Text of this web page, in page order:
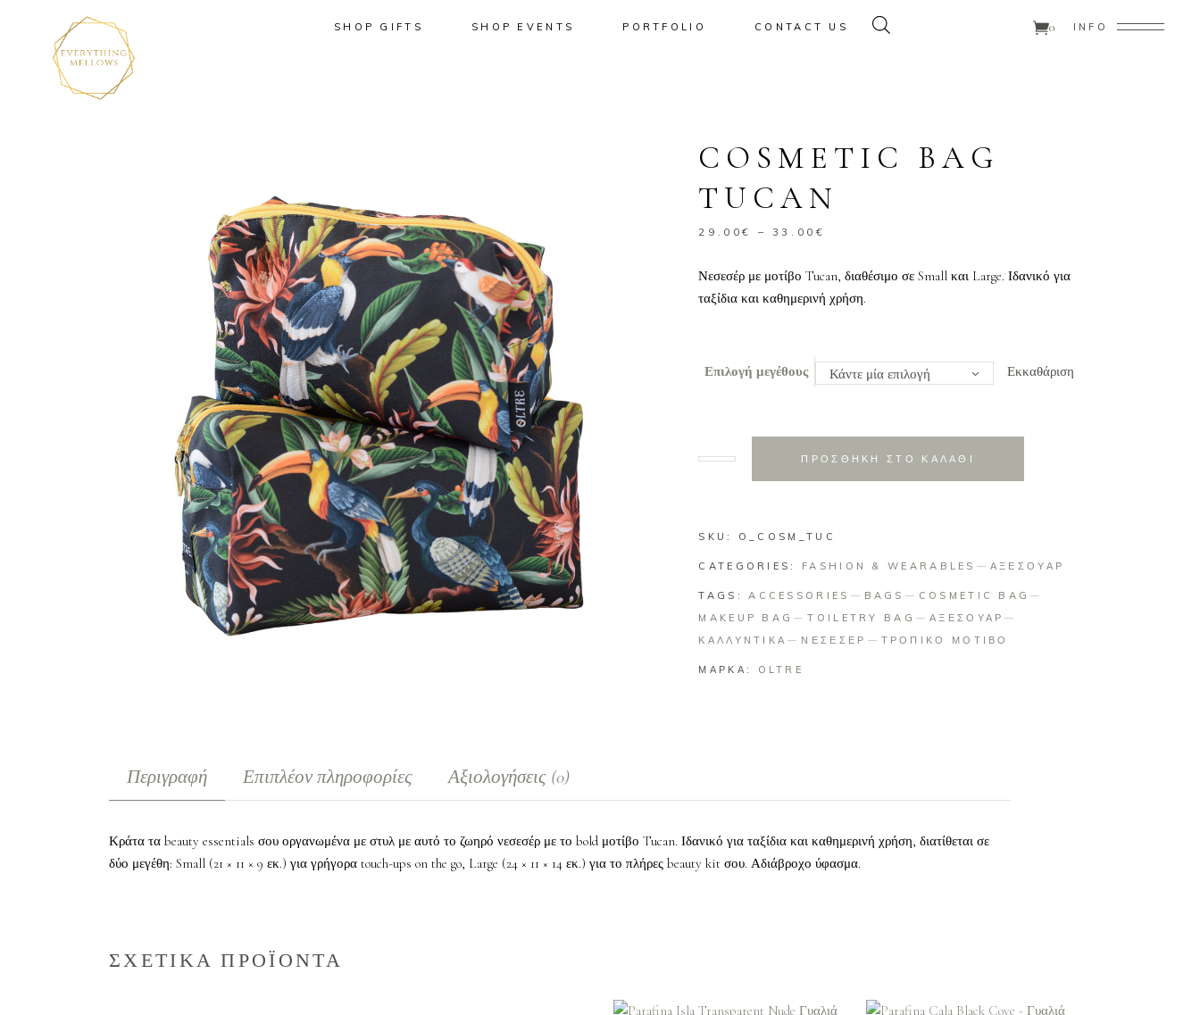
SHOP GIFTS SHOP EVENTS PORTFOLIO CONTACT US 0 INFO
COSMETIC BAG
TUCAN
29.00€ – 33.00 €
29.00€
through
33.00€
Νεσεσέρ με μοτίβο Tucan, διαθέσιμο σε Small και Large. Ιδανικό για
ταξίδια και καθημερινή χρήση.
Επιλογή μεγέθους Κάντε μία επιλογή Εκκαθάριση
ΠΡΟΣΘΗΚΗ ΣΤΟ ΚΑΛΑΘΙ
SKU: O_COSM_TUC
CATEGORIES: FASHION & WEARABLES ΑΞΕΣΟΥΑΡ
TAGS:ACCESSORIES BAGS
COSMETIC BAG
MAKEUP BAG
TOILETRY BAG
ΑΞΕΣΟΥΑΡ
ΚΑΛΛΥΝΤΙΚΑ
ΝΕΣΕΣΕΡ ΤΡΟΠΙΚΟ ΜΟΤΙΒΟ
ΜΑΡΚΑ: OLTRE
Περιγραφή Επιπλέον πληροφορίες Αξιολογήσεις (0)
Κράτα τα beauty essentials σου οργανωμένα με στυλ με αυτό το ζωηρό νεσεσέρ με το bold μοτίβο Tucan. Ιδανικό για ταξίδια και καθημερινή χρήση, διατίθεται σε
δύο μεγέθη: Small (21 × 11 × 9 εκ.) για γρήγορα touch-ups on the go, Large (24 × 11 × 14 εκ.) για το πλήρες beauty kit σου. Αδιάβροχο ύφασμα.
ΣΧΕΤΙΚΑ ΠΡΟΪΟΝΤΑ
ΠΡΟΣΘΗΚΗ ΣΤΟ
ΠΡΟΣΘΗΚΗ ΣΤΟ